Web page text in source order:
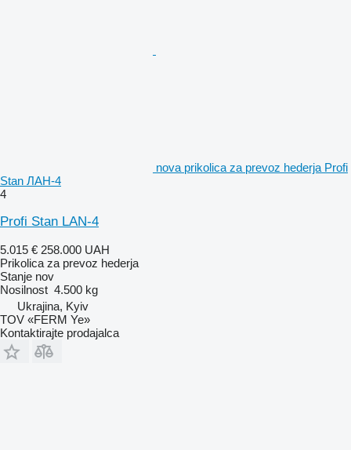
nova prikolica za prevoz hederja Profi
Stan ЛАН-4
4
Profi Stan LAN-4
5.015 € 258.000 UAH
Prikolica za prevoz hederja
Stanje nov
Nosilnost 4.500 kg
Ukrajina, Kyiv
TOV «FERM Ye»
Kontaktirajte prodajalca